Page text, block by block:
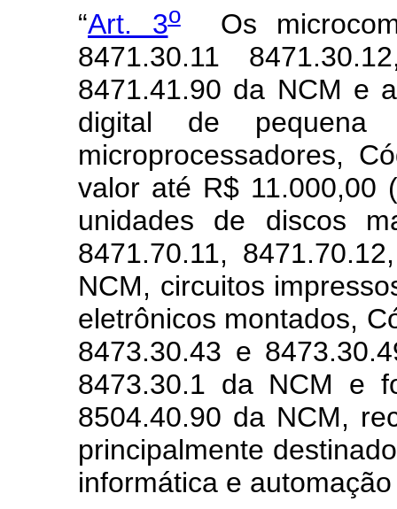
“Art. 3oOs
8471.30.11
8471.41.90 da NCM e
digital de pequena
microprocessadores,
valor até R$ 11.000,00
unidades de discos
8471.70.11,
NCM, circuitos
eletrônicos montados,
8473.30.43 e
8473.30.1 da NCM e
8504.40.90 da NCM,
principalmente
informática e